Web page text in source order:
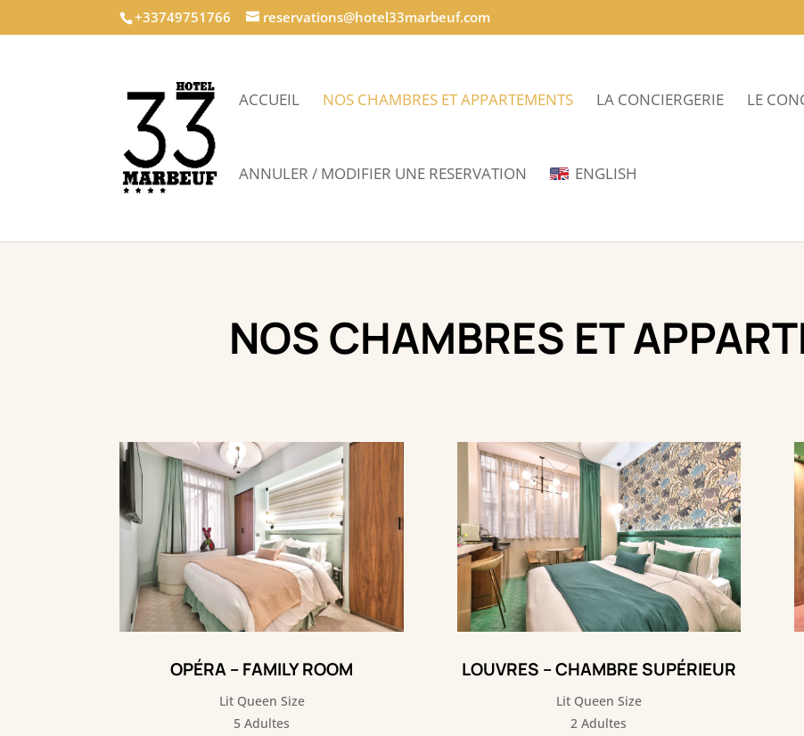
+33749751766 reservations@hotel33marbeuf.com
ACCUEIL NOS CHAMBRES ET APPARTEMENTS LA CONCIERGERIE LE
ANNULER / MODIFIER UNE RESERVATION ENGLISH
NOS CHAMBRES ET
OPÉRA – FAMILY ROOM
Lit Queen Size
5 Adultes
LOUVRES – CHAMBRE SUPÉRIEUR
Lit Queen Size
2 Adultes